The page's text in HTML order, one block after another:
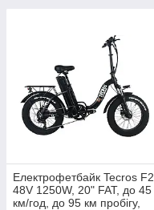
Електрофетбайк Tecros F2
48V 1250W, 20" FAT, до 45
км/год, до 95 км пробігу,